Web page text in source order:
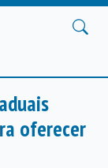
oferecer